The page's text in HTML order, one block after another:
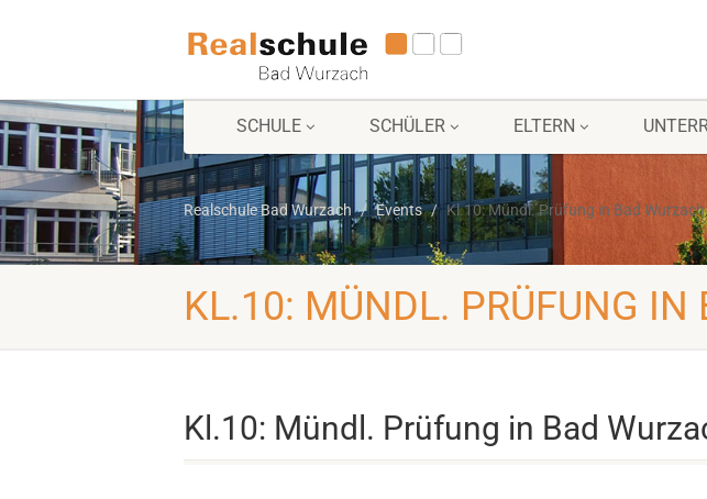
SCHULE SCHÜLER ELTERN
Realschule Bad Wurzach Events Kl.10: Mündl. Prüfung in Bad Wurzach
KL.10: MÜNDL. PRÜFUNG IN
Kl.10: Mündl. Prüfung in Bad